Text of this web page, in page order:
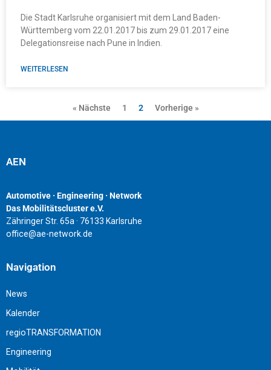
Die Stadt Karlsruhe organisiert mit dem Land Baden-
Württemberg vom 22.01.2017 bis zum 29.01.2017 eine
Delegationsreise nach Pune in Indien.
WEITERLESEN
« Nächste 1 2 Vorherige »
AEN
Automotive · Engineering · Network
Das Mobilitätscluster e.V.
Zähringer Str. 65a · 76133 Karlsruhe
office@ae-network.de
Navigation
News
Kalender
regioTRANSFORMATION
Engineering